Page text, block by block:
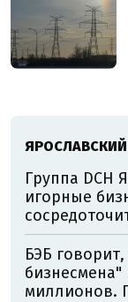
ЯРОСЛАВСКИЙ
Группа DCH
игорные
БЭБ
бизнесмена"
миллионов.